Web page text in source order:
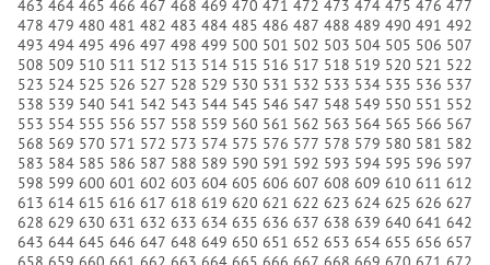
463 464 465 466 467 468 469 470 471 472 473 474 475 476 477
478 479 480 481 482 483 484 485 486 487 488 489 490 491 492
493 494 495 496 497 498 499 500 501 502 503 504 505 506 507
508 509 510 511 512 513 514 515 516 517 518 519 520 521 522
523 524 525 526 527 528 529 530 531 532 533 534 535 536 537
538 539 540 541 542 543 544 545 546 547 548 549 550 551 552
553 554 555 556 557 558 559 560 561 562 563 564 565 566 567
568 569 570 571 572 573 574 575 576 577 578 579 580 581 582
583 584 585 586 587 588 589 590 591 592 593 594 595 596 597
598 599 600 601 602 603 604 605 606 607 608 609 610 611 612
613 614 615 616 617 618 619 620 621 622 623 624 625 626 627
628 629 630 631 632 633 634 635 636 637 638 639 640 641 642
643 644 645 646 647 648 649 650 651 652 653 654 655 656 657